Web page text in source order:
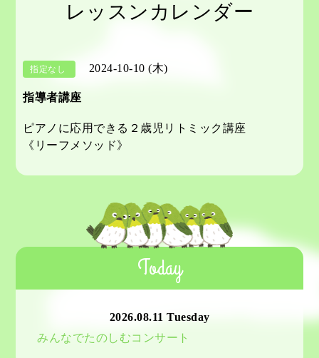
レッスンカレンダー
指定なし 2024-10-10 (木)
指導者講座
ピアノに応用できる２歳児リトミック講座
《リーフメソッド》
Today
2026.08.11 Tuesday
みんなでたのしむコンサート